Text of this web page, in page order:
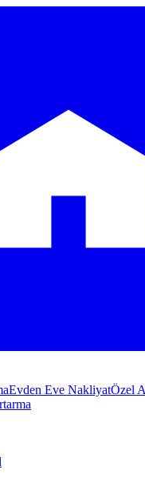
Evden Eve NakliyatÖzel